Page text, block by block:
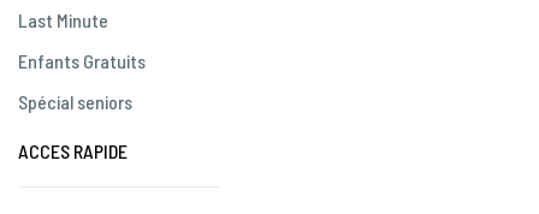
Last Minute
Enfants Gratuits
Spécial seniors
ACCES RAPIDE